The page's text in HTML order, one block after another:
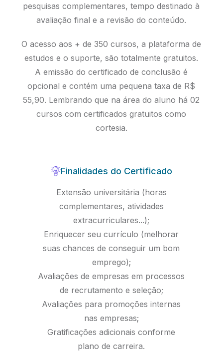
pesquisas complementares, tempo destinado à
avaliação final e a revisão do conteúdo.
O acesso aos + de 350 cursos, a plataforma de
estudos e o suporte, são totalmente gratuitos.
A emissão do certificado de conclusão é
opcional e contém uma pequena taxa de R$
55,90. Lembrando que na área do aluno há 02
cursos com certificados gratuitos como
cortesia.
Finalidades do Certificado
Extensão universitária (horas
complementares, atividades
extracurriculares...);
Enriquecer seu currículo (melhorar
suas chances de conseguir um bom
emprego);
Avaliações de empresas em processos
de recrutamento e seleção;
Avaliações para promoções internas
nas empresas;
Gratificações adicionais conforme
plano de carreira.